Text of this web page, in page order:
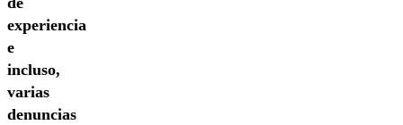
experiencia
e
incluso,
varias
denuncias